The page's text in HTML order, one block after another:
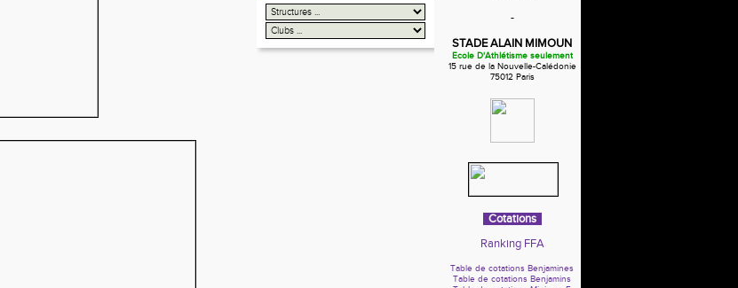
-
STADE ALAIN MIMOUN
Ecole D'Athlétisme seulement
15 rue de la Nouvelle-Calédonie
75012 Paris
Cotations
Ranking FFA
Table de cotations Benjamines
Table de cotations Benjamins